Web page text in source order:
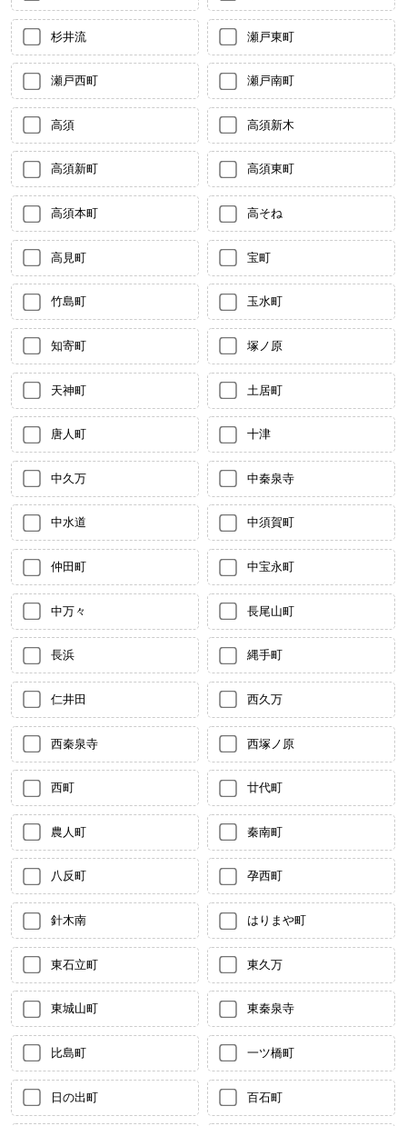
杉井流 瀬戸東町
瀬戸西町 瀬戸南町
高須 高須新木
高須新町 高須東町
高須本町 高そね
高見町 宝町
竹島町 玉水町
知寄町 塚ノ原
天神町 土居町
唐人町 十津
中久万 中秦泉寺
中水道 中須賀町
仲田町 中宝永町
中万々 長尾山町
長浜 縄手町
仁井田 西久万
西秦泉寺 西塚ノ原
西町 廿代町
農人町 秦南町
八反町 孕西町
針木南 はりまや町
東石立町 東久万
東城山町 東秦泉寺
比島町 一ツ橋町
日の出町 百石町